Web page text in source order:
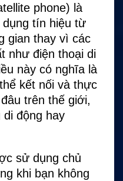
phone) là
tín hiệu từ
gian thay vì các
như điện thoại di
này có nghĩa là
kết nối và thực
trên thế giới,
di động hay
sử dụng chủ
khi bạn không